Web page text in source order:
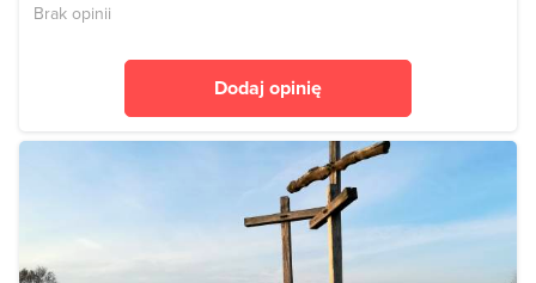
Brak opinii
Dodaj opinię